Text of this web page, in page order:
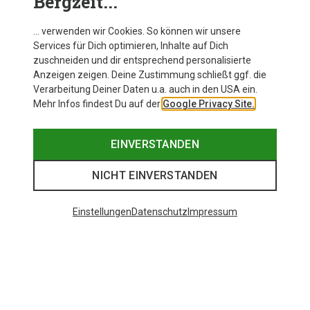
Zur Produktseite
… verwenden wir Cookies. So können wir unsere
Services für Dich optimieren, Inhalte auf Dich
zuschneiden und dir entsprechend personalisierte
Anzeigen zeigen. Deine Zustimmung schließt ggf. die
Verarbeitung Deiner Daten u.a. auch in den USA ein.
Mehr Infos findest Du auf der Google Privacy Site.
EINVERSTANDEN
NICHT EINVERSTANDEN
EinstellungenDatenschutz Impressum